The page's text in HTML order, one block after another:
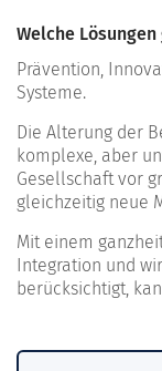
Welche
Prävention,
Systeme.
Die Alterung der
komplexe, aber
Gesellschaft vor
gleichzeitig neue
Mit einem
Integration und
berücksichtigt,